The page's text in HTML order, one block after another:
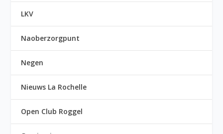
LKV
Naoberzorgpunt
Negen
Nieuws La Rochelle
Open Club Roggel